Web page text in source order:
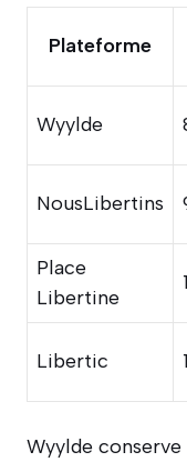
Plateforme
Wyylde
NousLibertins
Place
Libertine
Libertic
Wyylde